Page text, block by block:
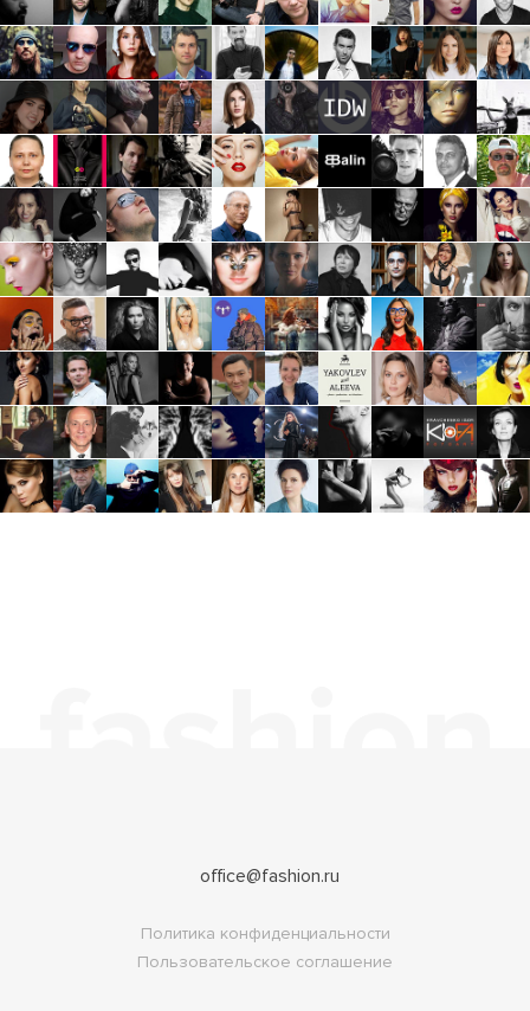
office@fashion.ru
Политика конфиденциальности
Пользовательское соглашение